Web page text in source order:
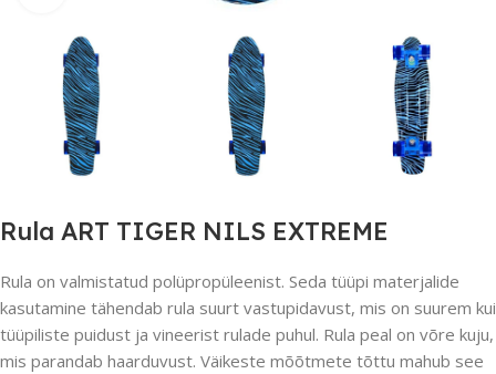
Rula ART TIGER NILS EXTREME
Rula on valmistatud polüpropüleenist. Seda tüüpi materjalide
kasutamine tähendab rula suurt vastupidavust, mis on suurem kui
tüüpiliste puidust ja vineerist rulade puhul. Rula peal on võre kuju,
mis parandab haarduvust. Väikeste mõõtmete tõttu mahub see